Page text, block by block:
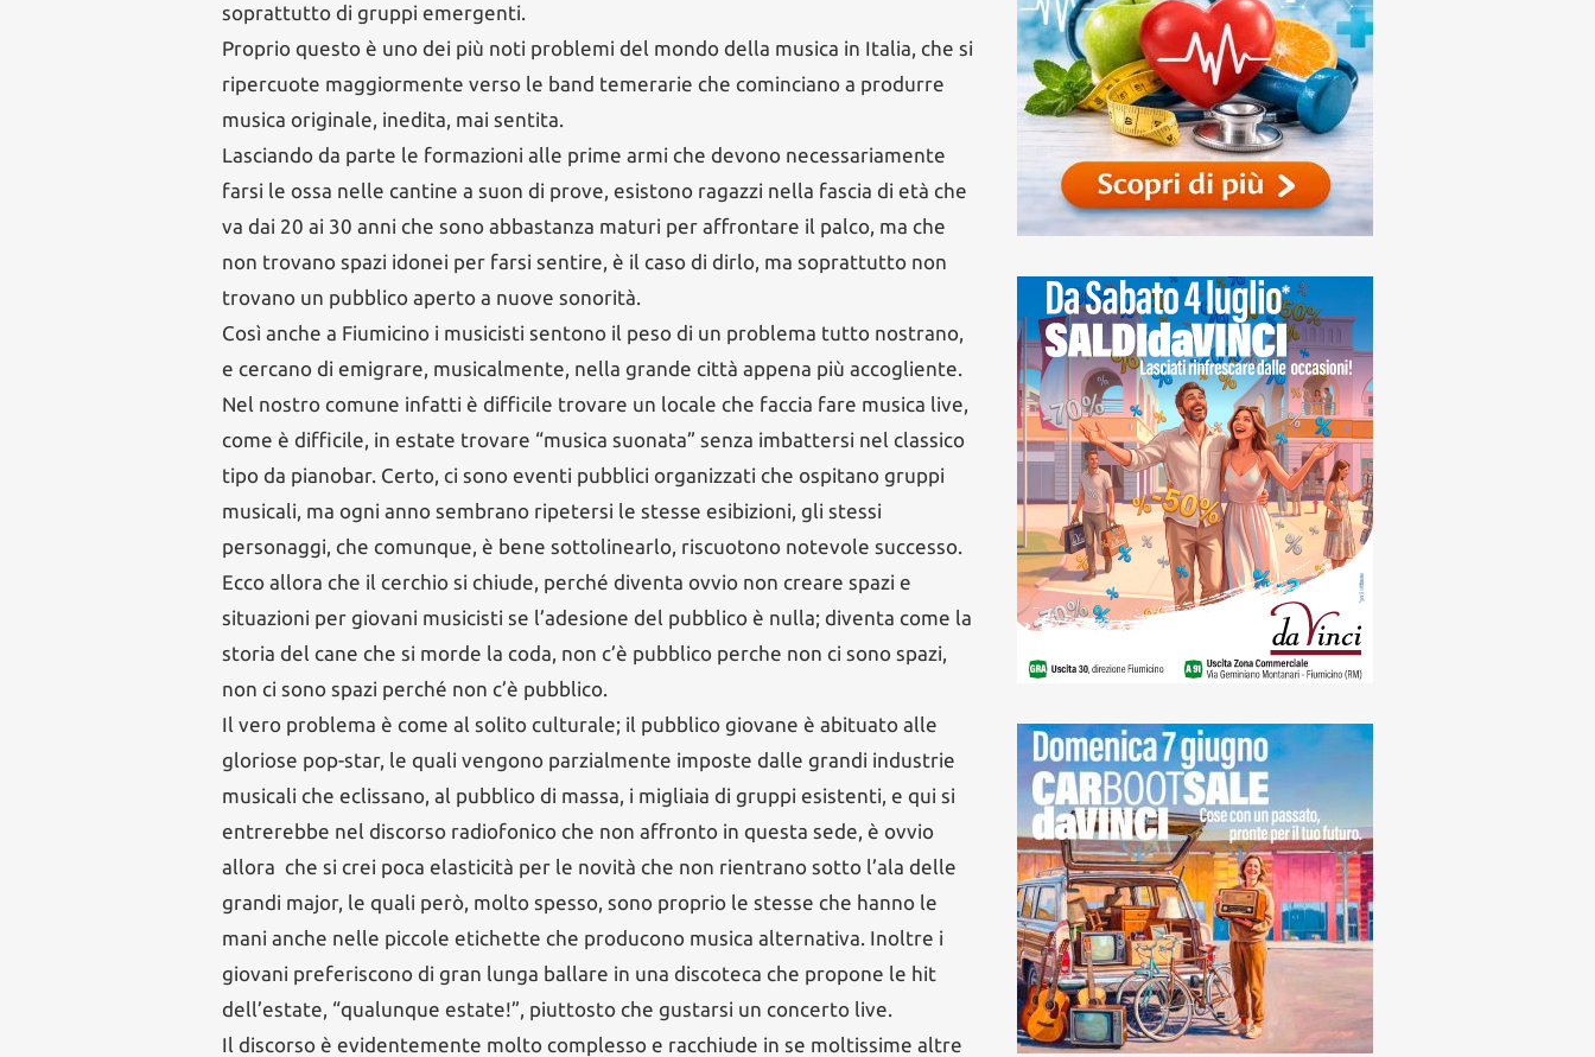
soprattutto di gruppi emergenti.
Proprio questo è uno dei più noti problemi del mondo della musica in Italia, che si
ripercuote maggiormente verso le band temerarie che cominciano a produrre
musica originale, inedita, mai sentita.
Lasciando da parte le formazioni alle prime armi che devono necessariamente
farsi le ossa nelle cantine a suon di prove, esistono ragazzi nella fascia di età che
va dai 20 ai 30 anni che sono abbastanza maturi per affrontare il palco, ma che
non trovano spazi idonei per farsi sentire, è il caso di dirlo, ma soprattutto non
trovano un pubblico aperto a nuove sonorità.
Così anche a Fiumicino i musicisti sentono il peso di un problema tutto nostrano,
e cercano di emigrare, musicalmente, nella grande città appena più accogliente.
Nel nostro comune infatti è difficile trovare un locale che faccia fare musica live,
come è difficile, in estate trovare “musica suonata” senza imbattersi nel classico
tipo da pianobar. Certo, ci sono eventi pubblici organizzati che ospitano gruppi
musicali, ma ogni anno sembrano ripetersi le stesse esibizioni, gli stessi
personaggi, che comunque, è bene sottolinearlo, riscuotono notevole successo.
Ecco allora che il cerchio si chiude, perché diventa ovvio non creare spazi e
situazioni per giovani musicisti se l’adesione del pubblico è nulla; diventa come la
storia del cane che si morde la coda, non c’è pubblico perche non ci sono spazi,
non ci sono spazi perché non c’è pubblico.
Il vero problema è come al solito culturale; il pubblico giovane è abituato alle
gloriose pop-star, le quali vengono parzialmente imposte dalle grandi industrie
musicali che eclissano, al pubblico di massa, i migliaia di gruppi esistenti, e qui si
entrerebbe nel discorso radiofonico che non affronto in questa sede, è ovvio
allora che si crei poca elasticità per le novità che non rientrano sotto l’ala delle
grandi major, le quali però, molto spesso, sono proprio le stesse che hanno le
mani anche nelle piccole etichette che producono musica alternativa. Inoltre i
giovani preferiscono di gran lunga ballare in una discoteca che propone le hit
dell’estate, “qualunque estate!”, piuttosto che gustarsi un concerto live.
Il discorso è evidentemente molto complesso e racchiude in se moltissime altre